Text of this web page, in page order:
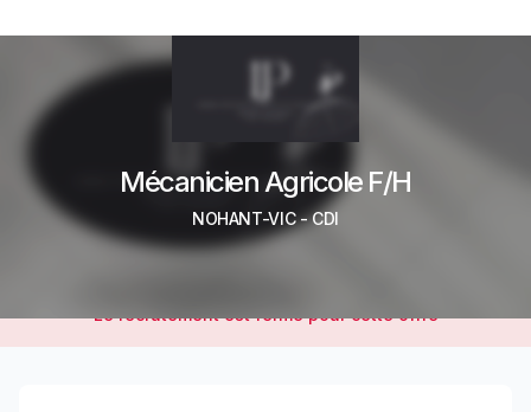
Mécanicien Agricole F/H
NOHANT-VIC-CDI
Le recrutement est fermé pour cette offre